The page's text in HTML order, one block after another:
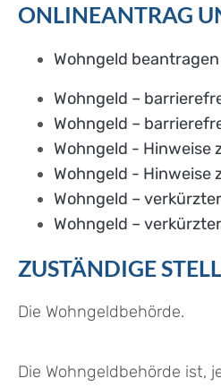
ONLINEANTRAG
Wohngeld beantragen
Wohngeld –
Wohngeld –
Wohngeld - Hinweise
Wohngeld - Hinweise
Wohngeld –
Wohngeld –
ZUSTÄNDIGE
Die Wohngeldbehörde.
Die Wohngeldbehörde ist,